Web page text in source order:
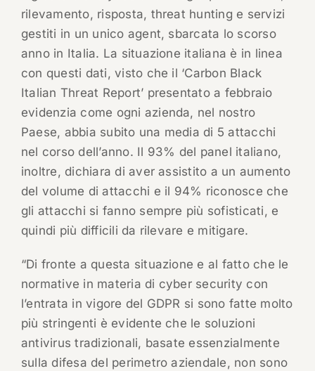
rilevamento, risposta, threat hunting e servizi
gestiti in un unico agent, sbarcata lo scorso
anno in Italia. La situazione italiana è in linea
con questi dati, visto che il ‘Carbon Black
Italian Threat Report’ presentato a febbraio
evidenzia come ogni azienda, nel nostro
Paese, abbia subito una media di 5 attacchi
nel corso dell’anno. Il 93% del panel italiano,
inoltre, dichiara di aver assistito a un aumento
del volume di attacchi e il 94% riconosce che
gli attacchi si fanno sempre più sofisticati, e
quindi più difficili da rilevare e mitigare.
“Di fronte a questa situazione e al fatto che le
normative in materia di cyber security con
l’entrata in vigore del GDPR si sono fatte molto
più stringenti è evidente che le soluzioni
antivirus tradizionali, basate essenzialmente
sulla difesa del perimetro aziendale, non sono